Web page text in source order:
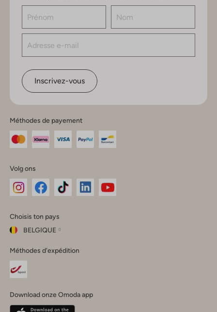
Inscrivez-vous
Méthodes de payement
Volg ons
Instagram
Facebook
TikTok
Choisis ton pays
BELGIQUE
ton
pays
Fermer
Belgique(Français)
Méthodes d'expédition
Download onze Omoda app